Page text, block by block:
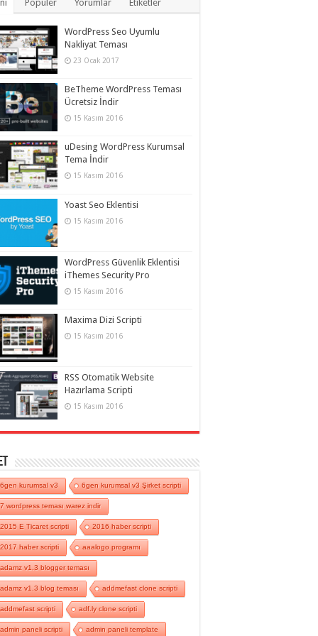
Popüler Yorumlar Etiketler
WordPress Seo Uyumlu
Nakliyat Teması
23 Ocak 2017
BeTheme WordPress Teması
Ücretsiz İndir
15 Kasım 2016
uDesing WordPress Kurumsal
Tema İndir
15 Kasım 2016
Yoast Seo Eklentisi
15 Kasım 2016
WordPress Güvenlik Eklentisi
iThemes Security Pro
15 Kasım 2016
Maxima Dizi Scripti
15 Kasım 2016
RSS Otomatik Website
Hazırlama Scripti
15 Kasım 2016
6gen kurumsal v3 6gen kurumsal v3 Şirket scripti
7 wordpress teması warez indir
2015 E Ticaret scripti 2016 haber scripti
2017 haber scripti aaalogo programı
adamz v1.3 blogger teması
adamz v1.3 blog teması addmefast clone scripti
addmefast scripti adf.ly clone scripti
admin paneli scripti admin paneli template